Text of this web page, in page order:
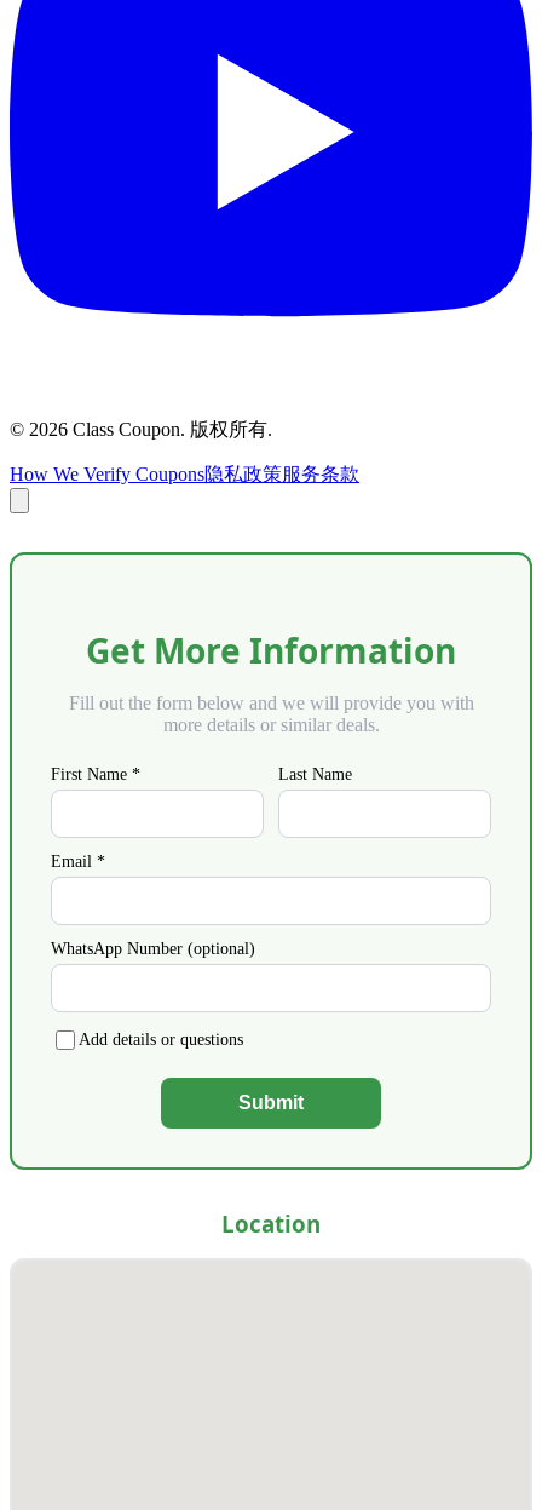
© 2026 Class Coupon. 版权所有.
How We Verify Coupons隐私政策服务条款
Get More Information
Fill out the form below and we will provide you with
more details or similar deals.
First Name * Last Name
Email *
WhatsApp Number (optional)
Add details or questions
Submit
Location